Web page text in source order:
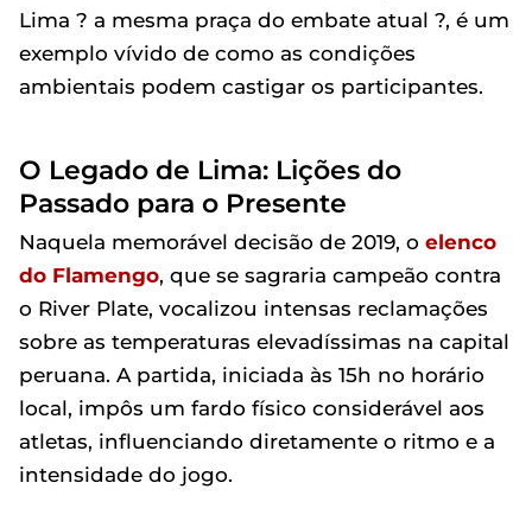
Lima ? a mesma praça do embate atual ?, é um
exemplo vívido de como as condições
ambientais podem castigar os participantes.
O Legado de Lima: Lições do
Passado para o Presente
Naquela memorável decisão de 2019, o elenco
do Flamengo, que se sagraria campeão contra
o River Plate, vocalizou intensas reclamações
sobre as temperaturas elevadíssimas na capital
peruana. A partida, iniciada às 15h no horário
local, impôs um fardo físico considerável aos
atletas, influenciando diretamente o ritmo e a
intensidade do jogo.